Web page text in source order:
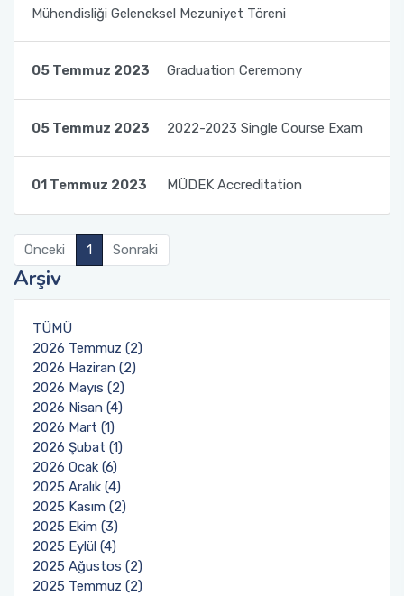
Mühendisliği Geleneksel Mezuniyet Töreni
05 Temmuz 2023 Graduation Ceremony
05 Temmuz 2023 2022-2023 Single Course Exam
01 Temmuz 2023 MÜDEK Accreditation
Önceki 1 Sonraki
Arşiv
TÜMÜ
2026 Temmuz (2)
2026 Haziran (2)
2026 Mayıs (2)
2026 Nisan (4)
2026 Mart (1)
2026 Şubat (1)
2026 Ocak (6)
2025 Aralık (4)
2025 Kasım (2)
2025 Ekim (3)
2025 Eylül (4)
2025 Ağustos (2)
2025 Temmuz (2)